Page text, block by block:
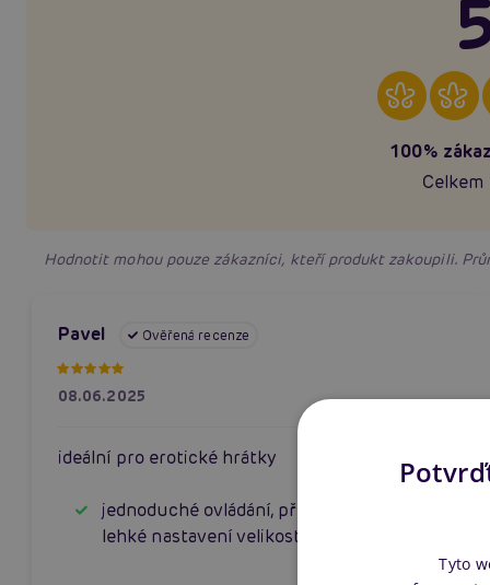
100%
Hodnotit mohou pouze zákazníci, kteří produkt zakoupili.
Pavel Ověřená recenze
08.06.2025
ideální pro erotické hrátky
jednoduché ovládání, příjemný povrch,
lehké nastavení velikosti
Tyto